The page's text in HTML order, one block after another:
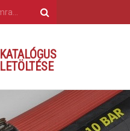
KATALÓGUS
LETÖLTÉSE